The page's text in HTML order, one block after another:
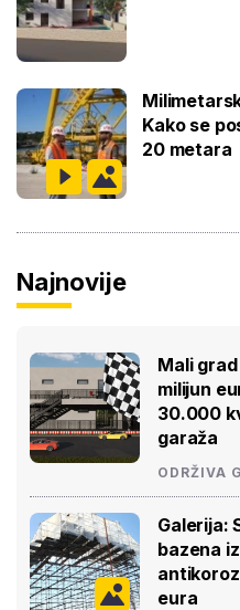
Kako se
20 metara
Najnovije
Mali
milijun
30.000
garaža
ODRŽIVA
Galerija:
bazena
eura